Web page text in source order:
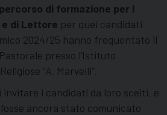
di formazione per i
di Lettore per quei candidati
2024/25 hanno frequentato il
presso l’Istituto
“A. Marvelli”.
invitare i candidati da loro scelti, e
ancora stato comunicato